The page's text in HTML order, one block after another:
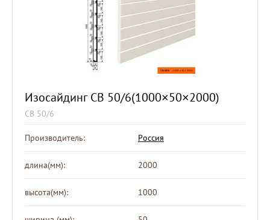
Изосайдинг СВ 50/6(1000×50×2000)
СВ 50/6
Производитель: Россия
длина(мм): 2000
высота(мм): 1000